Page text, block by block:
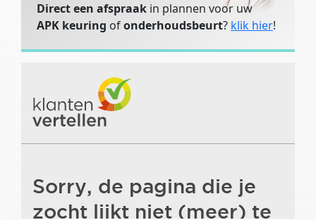
Direct een afspraak in plannen voor uw
APK keuring ofonderhoudsbeurt? klik hier!